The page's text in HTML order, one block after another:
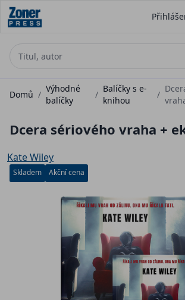
Domů /
Výhodné
balíčky
/
Balíčky s e-
knihou
/
Dcera sériového vraha +
Kate Wiley
Skladem Akční cena